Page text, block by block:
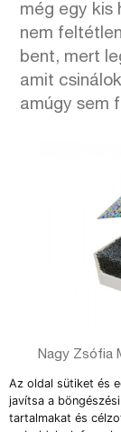
Az oldal sütiket és
javítsa a
tartalmakat és
még egy kis
nem
bent, mert
amit
amúgy sem
Nagy Zsófia
N. Zs. M. –